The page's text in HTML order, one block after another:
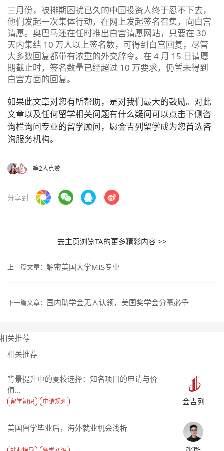
三月份，被排期困扰已久的中国投资人终于忍不下去，
他们发起一次集体行动，在网上发起签名召集，向白宫
请愿。奥巴马还在任时推出白宫请愿网站，只要在 30
天内集结 10 万人以上签名数，可得到白宫回复，尽管
大多数回复都带有浓重的外交辞令。在 4 月 15 日请愿
期截止时，签名数量已经超过 10 万要求，仍暂未得到
白宫方面的回复。
如果此文章对您有所帮助，是对我们最大的鼓励。对此
文章以及任何留学相关问题有什么疑问可以点击下侧咨
询栏询问专业的留学顾问，愿金吉列留学成为您首选咨
询服务机构。
等2人点赞
分享到
去主页浏览TA的更多精彩内容 >>
上一篇文章： 解密美国大学MIS专业
下一篇文章： 国内助学金无人认领，美国奖学金分毫必争
相关推荐
相关推荐
背景提升中的夏校选择：知名项目的申请与价
值...
留学初识 申请规划 金吉列
美国留学毕业后，海外就业机会浅析